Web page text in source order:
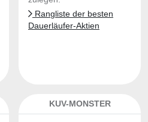
Rangliste der besten
Dauerläufer-Aktien
KUV-MONSTER